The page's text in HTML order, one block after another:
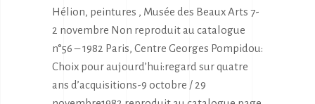
Hélion, peintures , Musée des Beaux Arts 7-
2 novembre Non reproduit au catalogue
n°56 – 1982 Paris, Centre Georges Pompidou:
Choix pour aujourd’hui:regard sur quatre
ans d’acquisitions-9 octobre / 29